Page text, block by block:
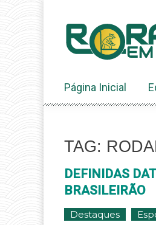
conteúdo
Página Inicial
TAG:
DEFINIDAS
BRASILEIRÃO
Destaques